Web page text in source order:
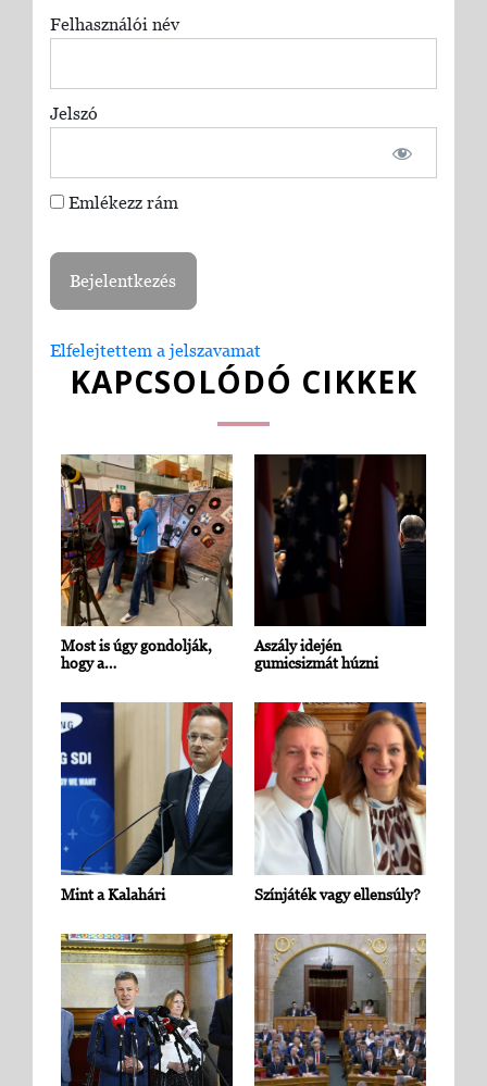
Felhasználói név
Jelszó
Emlékezz rám
Elfelejtettem a jelszavamat
KAPCSOLÓDÓ CIKKEK
Most is úgy gondolják,
hogy a…
Aszály idején
gumicsizmát húzni
Mint a Kalahári Színjáték vagy ellensúly?